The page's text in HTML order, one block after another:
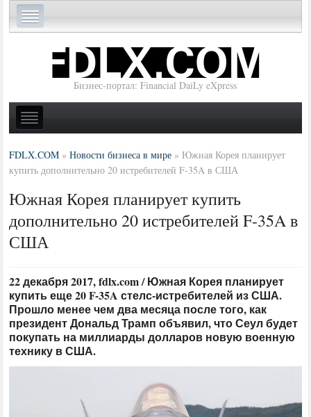
Бизнес-портал: Financial DaiLy eXpress
FDLX.COM »Новости бизнеса в мире »Южная Корея планирует
купить дополнительно 20 истребителей F-35A в США
Южная Корея планирует купить
дополнительно 20 истребителей F-35A в
США
22 декабря 2017, fdlx.com / Южная Корея планирует
купить еще 20 F-35A стелс-истребителей из США.
Прошло менее чем два месяца после того, как
президент Дональд Трамп объявил, что Сеул будет
покупать на миллиарды долларов новую военную
технику в США.